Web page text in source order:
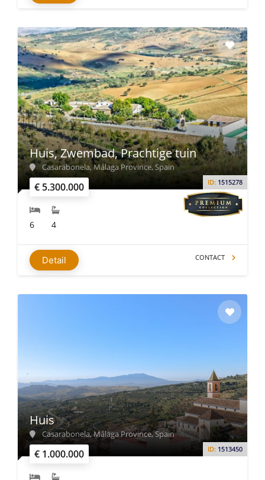
€ 5.300.000 ID: 1515278
Huis, Zwembad, Prachtige tuin
Casarabonela, Málaga Province, Spain
6 4
Detail CONTACT
€ 1.000.000 ID: 1513450
Huis
Casarabonela, Málaga Province, Spain